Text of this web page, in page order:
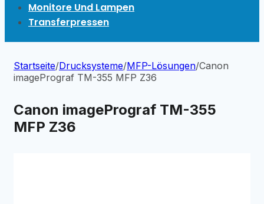
Monitore Und Lampen
Transferpressen
Startseite/Drucksysteme/MFP-Lösungen/Canon
imagePrograf TM-355 MFP Z36
Canon imagePrograf TM-355
MFP Z36